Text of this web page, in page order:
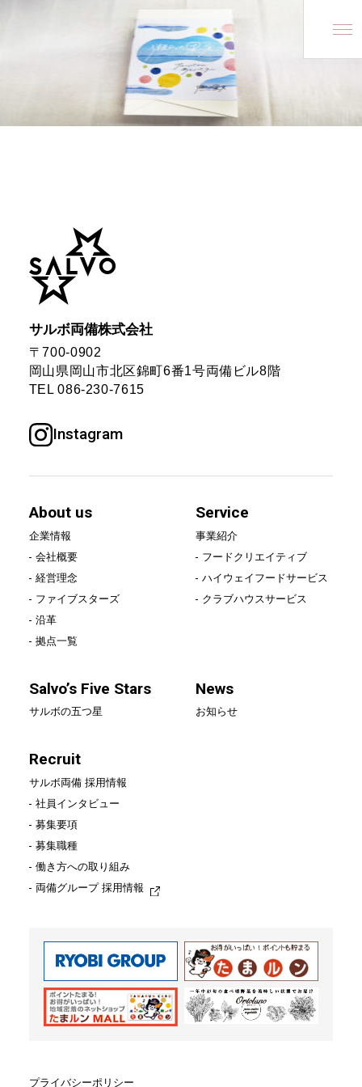
SALVO Ryobi Inc.
SALVO Ryobi Inc.
経営理念
ファイブスターズ
沿革
拠点一覧
Service
事業紹介
クラブハウスサービス
Salvo’s Five Stars
サルボの五つ星
News
Recruit
サルボ両備 採用情報
社員インタビュー
募集要項
両備グループ 採用情報
お問い合わせ
サルボ両備株式会社
〒700-0902
岡山県岡山市北区錦町6番1号両備ビル8階
TEL086-230-7615
Instagram
About us
企業情報
会社概要
経営理念
ファイブスターズ
沿革
拠点一覧
Service
事業紹介
フードクリエイティブ
ハイウェイフードサービス
クラブハウスサービス
Salvo’s Five Stars
サルボの五つ星
News
お知らせ
Recruit
サルボ両備 採用情報
社員インタビュー
募集要項
募集職種
働き方への取り組み
両備グループ 採用情報
プライバシーポリシー